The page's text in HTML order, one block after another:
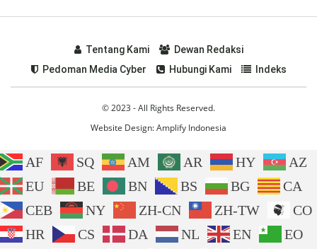
Tentang Kami
Dewan Redaksi
Pedoman Media Cyber
Hubungi Kami Indeks
© 2023 - All Rights Reserved.
Website Design:Amplify Indonesia
AF SQ AM AR HY
AZ
EU
BE BN BS BG
CA
CEB
NY ZH-CN ZH-TW
CO
HR
CS DA NL EN
EO